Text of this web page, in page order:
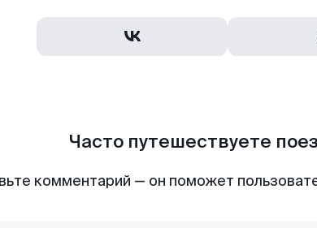
Часто путешествуете
комментарий — он поможет